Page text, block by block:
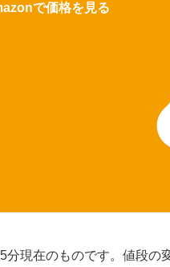
で価格を見る
現在のものです。値段の